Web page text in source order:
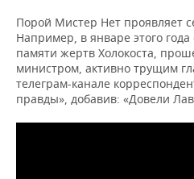
Порой Мистер Нет проявляет
Например, в январе этого
памяти жертв Холокоста,
министром, активно трущим
телеграм-канале
правды», добавив: «Довели